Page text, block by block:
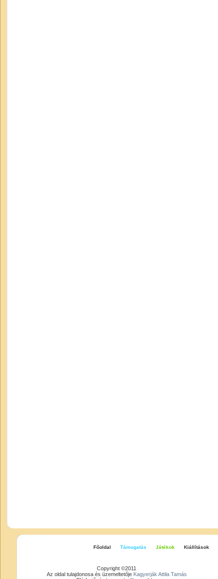
Főoldal Támogatás Játékok Kiállítások
Copyright ©2011
Az oldal tulajdonosa és üzemeltetője Kagyerják Attila Tamás